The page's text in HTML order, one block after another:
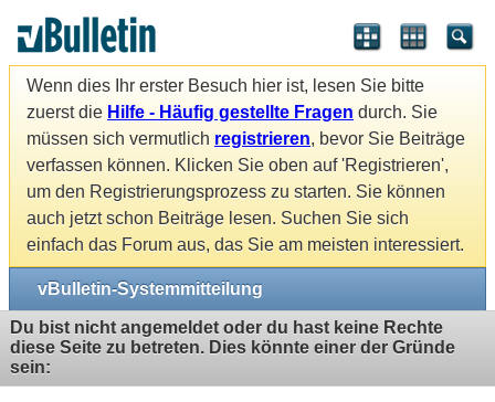
Wenn dies Ihr erster Besuch hier ist, lesen Sie bitte
zuerst die Hilfe - Häufig gestellte Fragen durch. Sie
müssen sich vermutlich registrieren, bevor Sie Beiträge
verfassen können. Klicken Sie oben auf 'Registrieren',
um den Registrierungsprozess zu starten. Sie können
auch jetzt schon Beiträge lesen. Suchen Sie sich
einfach das Forum aus, das Sie am meisten interessiert.
vBulletin-Systemmitteilung
Du bist nicht angemeldet oder du hast keine Rechte
diese Seite zu betreten. Dies könnte einer der Gründe
sein: